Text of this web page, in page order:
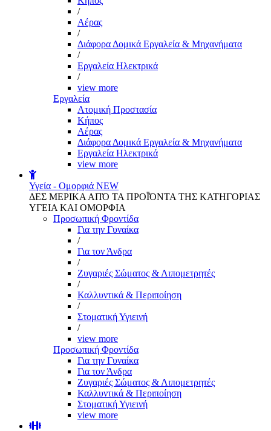
/
Αέρας
/
Διάφορα Δομικά Εργαλεία & Μηχανήματα
/
Εργαλεία Ηλεκτρικά
/
view more
Εργαλεία
Aτομική Προστασία
Kήπος
Αέρας
Διάφορα Δομικά Εργαλεία & Μηχανήματα
Εργαλεία Ηλεκτρικά
view more
Υγεία - Ομορφιά NEW
ΔΕΣ ΜΕΡΙΚΑ ΑΠΌ ΤΑ ΠΡΟΪΌΝΤΑ ΤΗΣ ΚΑΤΗΓΟΡΙΑΣ
ΥΓΕΙΑ ΚΑΙ ΟΜΟΡΦΙΑ
Προσωπική Φροντίδα
Για την Γυναίκα
/
Για τον Άνδρα
/
Ζυγαριές Σώματος & Λιπομετρητές
/
Καλλυντικά & Περιποίηση
/
Στοματική Υγιεινή
/
view more
Προσωπική Φροντίδα
Για την Γυναίκα
Για τον Άνδρα
Ζυγαριές Σώματος & Λιπομετρητές
Καλλυντικά & Περιποίηση
Στοματική Υγιεινή
view more